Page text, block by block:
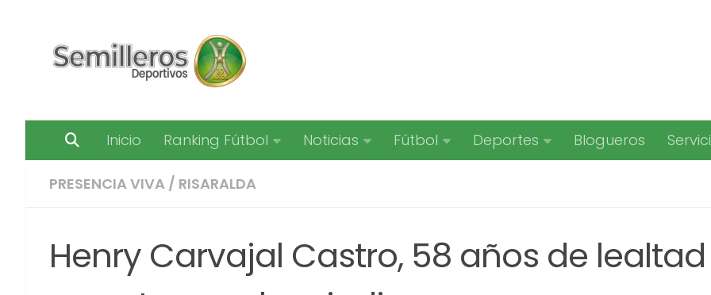
Inicio Ranking Fútbol Noticias Fútbol Deportes Blogueros
PRESENCIA VIVA / RISARALDA
Henry Carvajal Castro, 58 años de